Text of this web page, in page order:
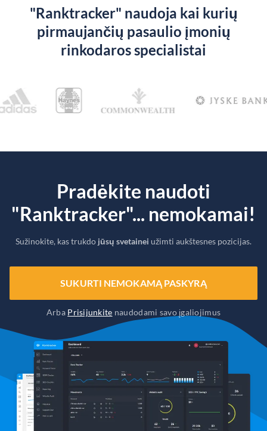
"Ranktracker" naudoja kai kurių
pirmaujančių pasaulio įmonių
rinkodaros specialistai
Pradėkite naudoti
"Ranktracker"... nemokamai!
Sužinokite, kas trukdo jūsų svetainei užimti aukštesnes pozicijas.
SUKURTI NEMOKAMĄ PASKYRĄ
Arba Prisijunkite naudodami savo įgaliojimus